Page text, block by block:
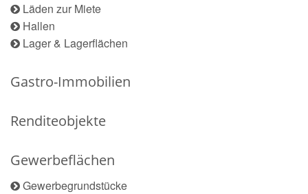
Läden zur Miete
Hallen
Lager & Lagerflächen
Gastro-Immobilien
Renditeobjekte
Gewerbeflächen
Gewerbegrundstücke